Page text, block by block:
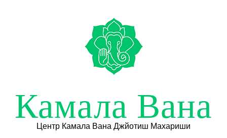
Камала Вана
Центр Камала Вана Джйотиш Махариши